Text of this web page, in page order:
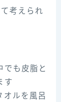
考えられ
でも皮脂と
す
オルを風呂